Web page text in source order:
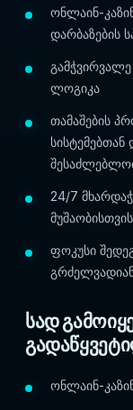
ონლაინ-
დარბაზების
გამჭვირვალე
ლოგიკა
თამაშების
სისტემებთან
24/7
მუშაობისთვის
ფოკუსი
სად
ონლაინ-